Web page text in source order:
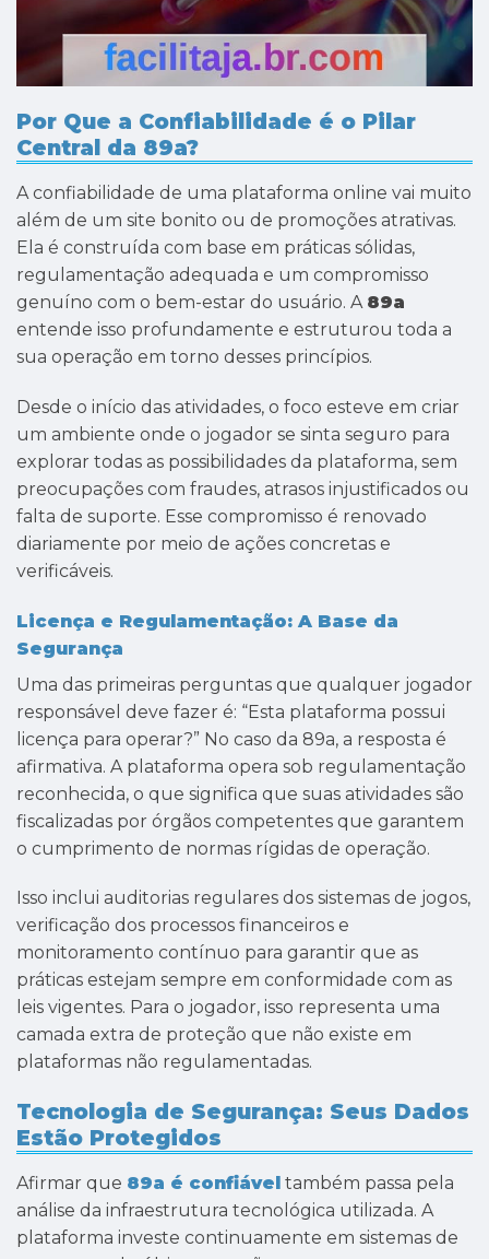
Por Que a Confiabilidade é o Pilar
Central da 89a?
A confiabilidade de uma plataforma online vai muito
além de um site bonito ou de promoções atrativas.
Ela é construída com base em práticas sólidas,
regulamentação adequada e um compromisso
genuíno com o bem-estar do usuário. A 89a
entende isso profundamente e estruturou toda a
sua operação em torno desses princípios.
Desde o início das atividades, o foco esteve em criar
um ambiente onde o jogador se sinta seguro para
explorar todas as possibilidades da plataforma, sem
preocupações com fraudes, atrasos injustificados ou
falta de suporte. Esse compromisso é renovado
diariamente por meio de ações concretas e
verificáveis.
Licença e Regulamentação: A Base da
Segurança
Uma das primeiras perguntas que qualquer jogador
responsável deve fazer é: “Esta plataforma possui
licença para operar?” No caso da 89a, a resposta é
afirmativa. A plataforma opera sob regulamentação
reconhecida, o que significa que suas atividades são
fiscalizadas por órgãos competentes que garantem
o cumprimento de normas rígidas de operação.
Isso inclui auditorias regulares dos sistemas de jogos,
verificação dos processos financeiros e
monitoramento contínuo para garantir que as
práticas estejam sempre em conformidade com as
leis vigentes. Para o jogador, isso representa uma
camada extra de proteção que não existe em
plataformas não regulamentadas.
Tecnologia de Segurança: Seus Dados
Estão Protegidos
Afirmar que 89a é confiável também passa pela
análise da infraestrutura tecnológica utilizada. A
plataforma investe continuamente em sistemas de